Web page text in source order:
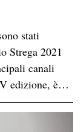
stati
Strega 2021
canali
edizione, è…